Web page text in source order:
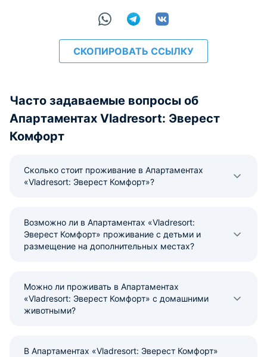
СКОПИРОВАТЬ ССЫЛКУ
Часто задаваемые вопросы об
Апартаментах Vladresort: Эверест
Комфорт
Сколько стоит проживание в Апартаментах
«Vladresort: Эверест Комфорт»?
Возможно ли в Апартаментах «Vladresort:
Эверест Комфорт» проживание с детьми и
размещение на дополнительных местах?
Можно ли проживать в Апартаментах
«Vladresort: Эверест Комфорт» с домашними
животными?
В Апартаментах «Vladresort: Эверест Комфорт»